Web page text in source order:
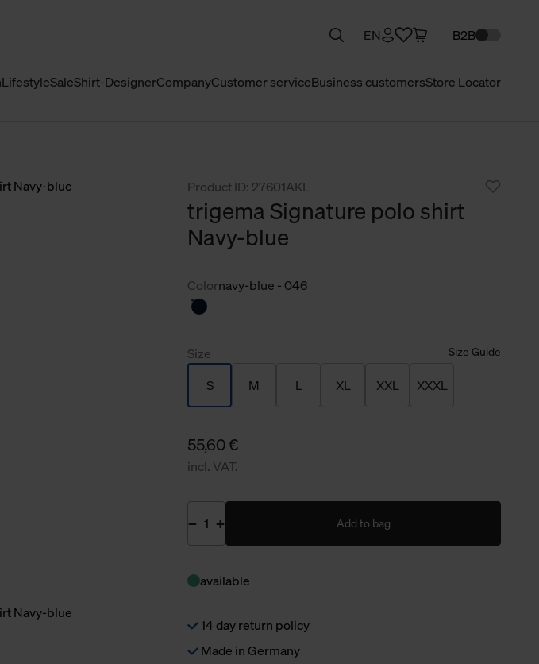
LifestyleSaleShirt-DesignerCompanyCustomer serviceBusiness customersStore Locator
EN B2B
Product ID: 27601AKL
trigema Signature polo shirt
Navy-blue
Colornavy-blue - 046
Size Size Guide
S M L XL XXL XXXL
55,60 €
incl. VAT.
Add to bag
available
14 day return policy
Made in Germany